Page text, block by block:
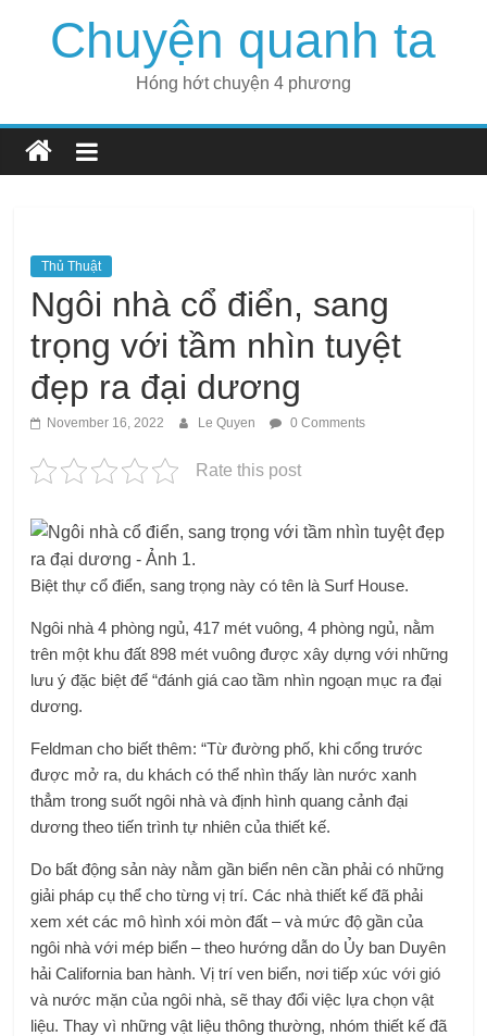
Chuyện quanh ta
Hóng hớt chuyện 4 phương
Thủ Thuật
Ngôi nhà cổ điển, sang
trọng với tầm nhìn tuyệt
đẹp ra đại dương
November 16, 2022 Le Quyen 0 Comments
Rate this post
Biệt thự cổ điển, sang trọng này có tên là Surf House.
Ngôi nhà 4 phòng ngủ, 417 mét vuông, 4 phòng ngủ, nằm
trên một khu đất 898 mét vuông được xây dựng với những
lưu ý đặc biệt để “đánh giá cao tầm nhìn ngoạn mục ra đại
dương.
Feldman cho biết thêm: “Từ đường phố, khi cổng trước
được mở ra, du khách có thể nhìn thấy làn nước xanh
thẳm trong suốt ngôi nhà và định hình quang cảnh đại
dương theo tiến trình tự nhiên của thiết kế.
Do bất động sản này nằm gần biển nên cần phải có những
giải pháp cụ thể cho từng vị trí. Các nhà thiết kế đã phải
xem xét các mô hình xói mòn đất – và mức độ gần của
ngôi nhà với mép biển – theo hướng dẫn do Ủy ban Duyên
hải California ban hành. Vị trí ven biển, nơi tiếp xúc với gió
và nước mặn của ngôi nhà, sẽ thay đổi việc lựa chọn vật
liệu. Thay vì những vật liệu thông thường, nhóm thiết kế đã